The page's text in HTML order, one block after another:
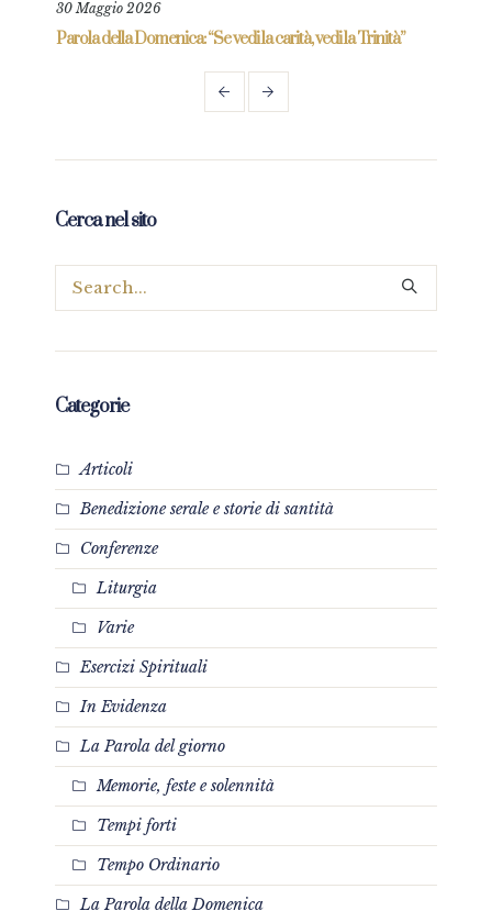
30 Maggio 2026
Parola della Domenica: “Se vedi la carità, vedi la Trinità”
Cerca nel sito
Categorie
Articoli
Benedizione serale e storie di santità
Conferenze
Liturgia
Varie
Esercizi Spirituali
In Evidenza
La Parola del giorno
Memorie, feste e solennità
Tempi forti
Tempo Ordinario
La Parola della Domenica